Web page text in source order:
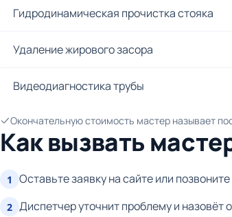
Гидродинамическая прочистка стояка
Удаление жирового засора
Видеодиагностика трубы
Окончательную стоимость мастер называет
Как вызвать
1 Оставьте заявку на сайте или
2 Диспетчер уточнит проблему и назовёт